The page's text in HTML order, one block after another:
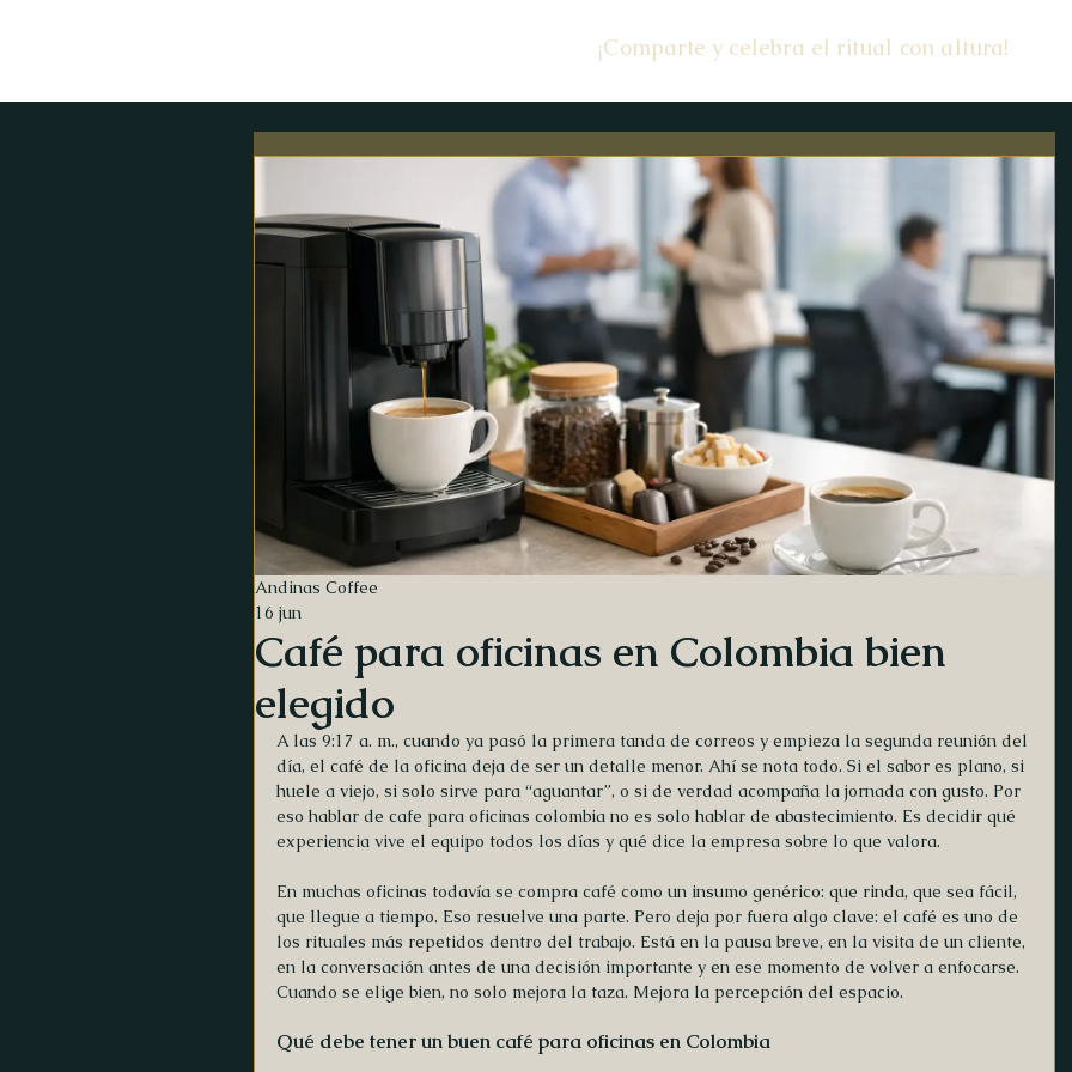
¡Comparte y celebra el ritual con altura!
Café para oficinas en Colombia bien
elegido
Andinas Coffee
16 jun
A las 9:17 a. m., cuando ya pasó la primera tanda de correos y empieza la segunda reunión del
día, el café de la oficina deja de ser un detalle menor. Ahí se nota todo. Si el sabor es plano, si
huele a viejo, si solo sirve para “aguantar”, o si de verdad acompaña la jornada con gusto. Por
eso hablar de cafe para oficinas colombia no es solo hablar de abastecimiento. Es decidir qué
experiencia vive el equipo todos los días y qué dice la empresa sobre lo que valora.
En muchas oficinas todavía se compra café como un insumo genérico: que rinda, que sea fácil,
que llegue a tiempo. Eso resuelve una parte. Pero deja por fuera algo clave: el café es uno de
los rituales más repetidos dentro del trabajo. Está en la pausa breve, en la visita de un cliente,
en la conversación antes de una decisión importante y en ese momento de volver a enfocarse.
Cuando se elige bien, no solo mejora la taza. Mejora la percepción del espacio.
Qué debe tener un buen café para oficinas en Colombia